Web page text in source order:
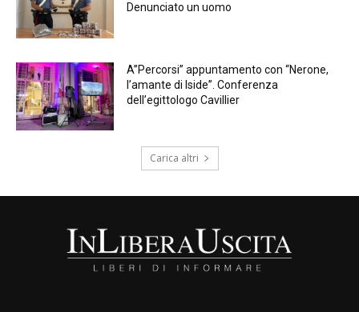
Denunciato un uomo
A”Percorsi” appuntamento con “Nerone,
l’amante di Iside”. Conferenza
dell’egittologo Cavillier
Carica altri